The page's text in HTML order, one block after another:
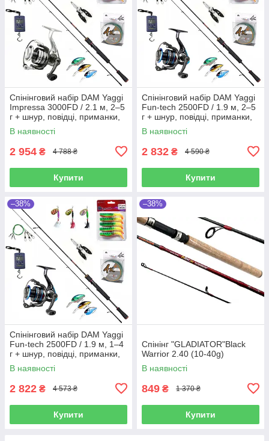
Спінінговий набір DAM Yaggi
Impressa 3000FD / 2.1 м, 2–5
г + шнур, повідці, приманки,
ваги, плоскогубці
В наявності
2 954 ₴ 4 788 ₴
Купити
Спінінговий набір DAM Yaggi
Fun-tech 2500FD / 1.9 м, 2–5
г + шнур, повідці, приманки,
ваги, плоскогубці
В наявності
2 832 ₴ 4 590 ₴
Купити
–38%
Спінінговий набір DAM Yaggi
Fun-tech 2500FD / 1.9 м, 1–4
г + шнур, повідці, приманки,
ваги, плоскогубці
В наявності
2 822 ₴ 4 573 ₴
Купити
–38%
Cпінінг "GLADIATOR"Black
Warrior 2.40 (10-40g)
В наявності
849 ₴ 1 370 ₴
Купити